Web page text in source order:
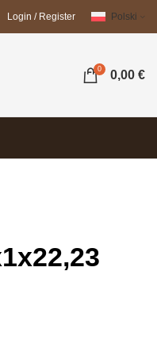
Login / Register Polski
0 0,00 €